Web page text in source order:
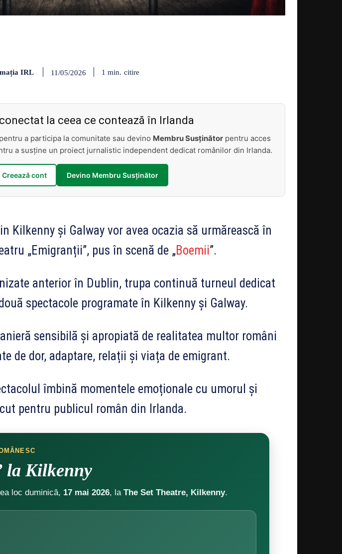
IRL 11/05/2026 1 min. citire
la ceea ce contează în Irlanda
a participa la comunitate sau devino Membru Susținător pentru acces
a susține un proiect jurnalistic independent dedicat românilor din Irlanda.
Creează cont Devino Membru Susținător
Kilkenny și Galway vor avea ocazia să urmărească în
„Emigranții”, pus în scenă de „Boemii”.
anterior în Dublin, trupa continuă turneul dedicat
spectacole programate în Kilkenny și Galway.
sensibilă și apropiată de realitatea multor români
de dor, adaptare, relații și viața de emigrant.
îmbină momentele emoționale cu umorul și
pentru publicul român din Irlanda.
la Kilkenny
loc duminică, 17 mai 2026, la The Set Theatre, Kilkenny.